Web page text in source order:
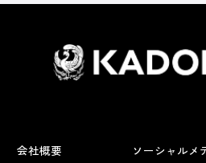
会社概要 ソーシャルメ